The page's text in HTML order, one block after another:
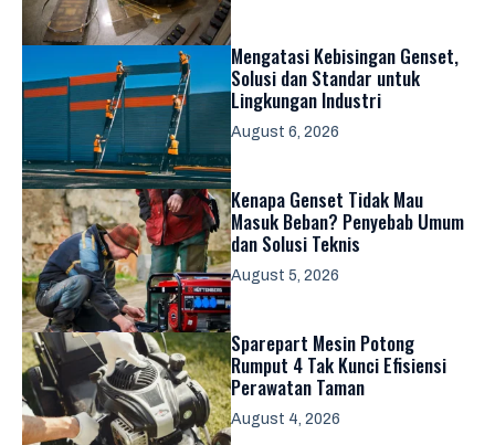
Mengatasi Kebisingan Genset,
Solusi dan Standar untuk
Lingkungan Industri
August 6, 2026
Kenapa Genset Tidak Mau
Masuk Beban? Penyebab Umum
dan Solusi Teknis
August 5, 2026
Sparepart Mesin Potong
Rumput 4 Tak Kunci Efisiensi
Perawatan Taman
August 4, 2026